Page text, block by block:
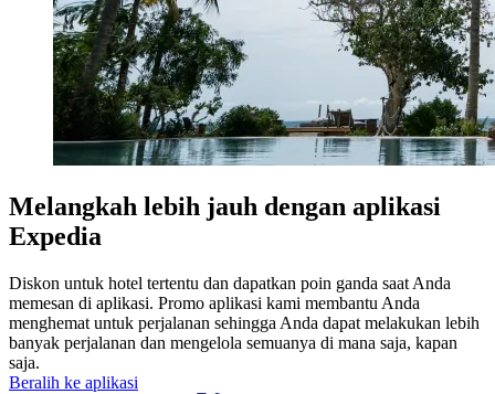
Melangkah lebih jauh dengan aplikasi
Expedia
Diskon untuk hotel tertentu dan dapatkan poin ganda saat Anda
memesan di aplikasi. Promo aplikasi kami membantu Anda
menghemat untuk perjalanan sehingga Anda dapat melakukan lebih
banyak perjalanan dan mengelola semuanya di mana saja, kapan
saja.
Beralih ke aplikasi